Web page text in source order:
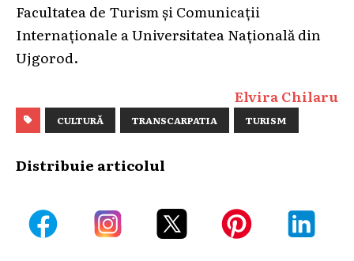
Facultatea de Turism și Comunicații
Internaționale a Universitatea Națională din
Ujgorod.
Elvira Chilaru
CULTURĂ TRANSCARPATIA TURISM
Distribuie articolul